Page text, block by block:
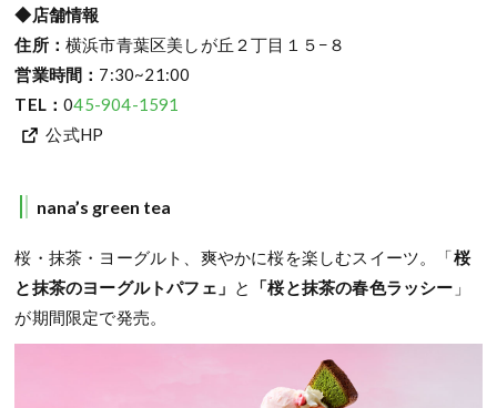
◆店舗情報
住所：横浜市青葉区美しが丘２丁目１５−８
営業時間： 7:30~21:00
TEL：045-904-1591
公式HP
nana’s green tea
桜・抹茶・ヨーグルト、爽やかに桜を楽しむスイーツ。「桜
と抹茶のヨーグルトパフェ」 と 「桜と抹茶の春色ラッシー 」
が期間限定で発売。